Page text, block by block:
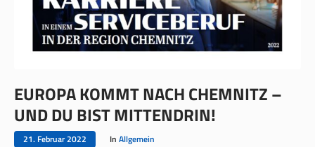
EUROPA KOMMT NACH CHEMNITZ –
UND DU BIST MITTENDRIN!
21. Februar 2022 In Allgemein